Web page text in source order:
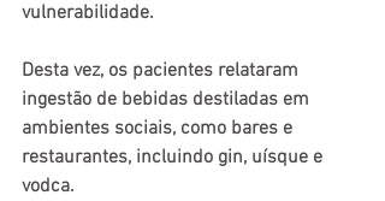
vulnerabilidade.
Desta vez, os pacientes relataram
ingestão de bebidas destiladas em
ambientes sociais, como bares e
restaurantes, incluindo gin, uísque e
vodca.